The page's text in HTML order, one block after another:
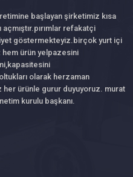
başlayan şirketimiz kısa
refakatçi
göstermekteyiz.birçok yurt içi
hem ürün yelpazesini
olarak herzaman
her ürünle gurur duyuyoruz. murat
kurulu başkanı.